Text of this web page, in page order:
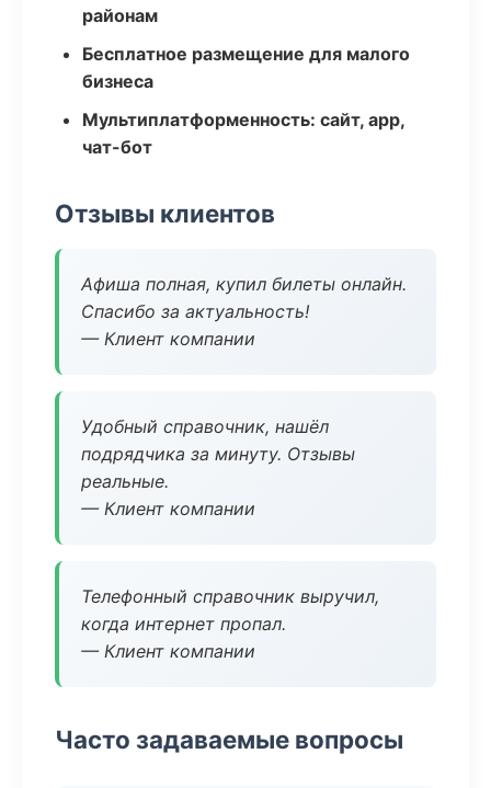
районам
Бесплатное размещение для малого
бизнеса
Мультиплатформенность: сайт, app,
чат-бот
Отзывы клиентов
Афиша полная, купил билеты онлайн.
Спасибо за актуальность!
— Клиент компании
Удобный справочник, нашёл
подрядчика за минуту. Отзывы
реальные.
— Клиент компании
Телефонный справочник выручил,
когда интернет пропал.
— Клиент компании
Часто задаваемые вопросы